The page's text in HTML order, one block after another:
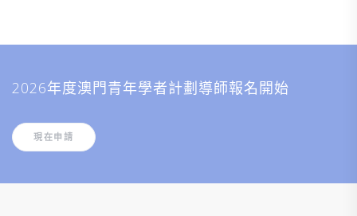
2026年度澳門青年學者計劃導師報名開始
現在申請